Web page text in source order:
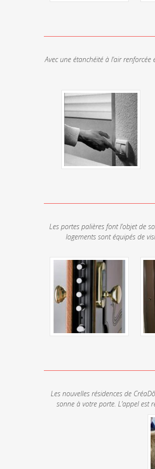
Avec une étanchéité à l’air
Les portes palières font l’objet de
logements sont équipés de
Les nouvelles résidences de
sonne à votre porte. L’appel